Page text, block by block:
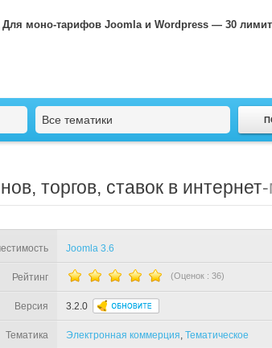
Для моно-тарифов Joomla и Wordpress — 30
Все тематики
торгов, ставок в
Joomla 3.6
Рейтинг (Оценок : 36)
Версия 3.2.0
Тематика Электронная коммерция, Тематическое